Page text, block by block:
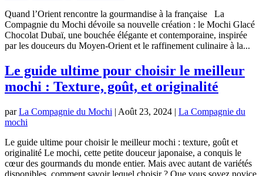
Quand l’Orient rencontre la gourmandise à la française La
Compagnie du Mochi dévoile sa nouvelle création : le Mochi Glacé
Chocolat Dubaï, une bouchée élégante et contemporaine, inspirée
par les douceurs du Moyen-Orient et le raffinement culinaire à la...
Le guide ultime pour choisir le meilleur
mochi : Texture, goût, et originalité
parLa Compagnie du Mochi | Août 23, 2024 | La Compagnie du
mochi
Le guide ultime pour choisir le meilleur mochi : texture, goût et
originalité Le mochi, cette petite douceur japonaise, a conquis le
cœur des gourmands du monde entier. Mais avec autant de variétés
disponibles, comment savoir lequel choisir ? Que vous soyez novice